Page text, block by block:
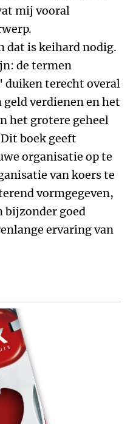
mij vooral
dat is keihard nodig.
de termen
duiken terecht overal
geld verdienen en het
het grotere geheel
boek geeft
organisatie op te
van koers te
vormgegeven,
bijzonder goed
ervaring van